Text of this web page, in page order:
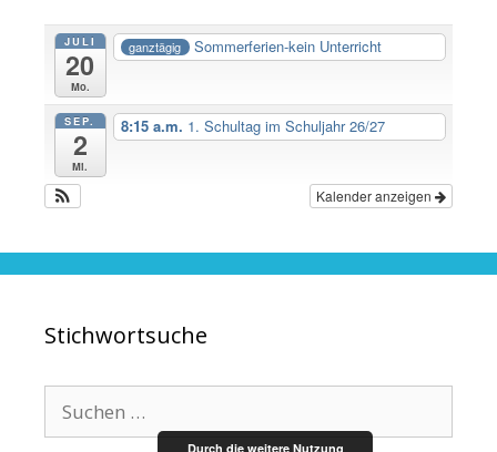
JULI
20
Mo.
ganztägig Sommerferien-kein Unterricht
SEP.
2
Mi.
8:15 a.m. 1. Schultag im Schuljahr 26/27
Kalender anzeigen
Stichwortsuche
nach:
Durch die weitere Nutzung